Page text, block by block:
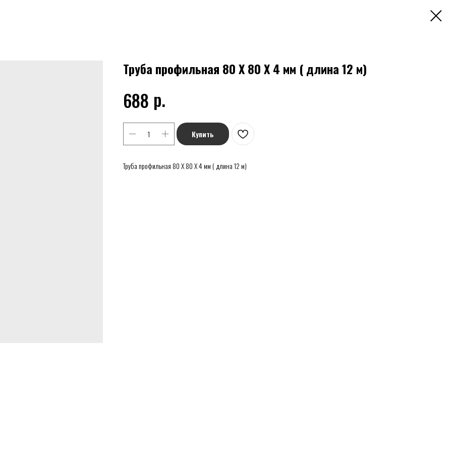
Труба профильная 80 Х 80 Х 4 мм ( длина 12 м)
688 р.
Купить
Труба профильная 80 Х 80 Х 4 мм ( длина 12 м)